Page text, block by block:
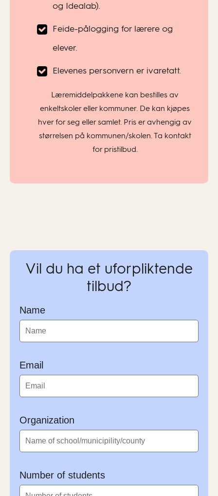
og Idealab).
Feide-pålogging for lærere og
elever.
Elevenes personvern er ivaretatt.
Læremiddelpakkene kan bestilles av
enkeltskoler eller kommuner. De kan kjøpes
hver for seg eller samlet. Pris er avhengig av
størrelsen på kommunen/skolen. Ta kontakt
for pristilbud.
Vil du ha et uforpliktende
tilbud?
Name
Email
Organization
Number of students